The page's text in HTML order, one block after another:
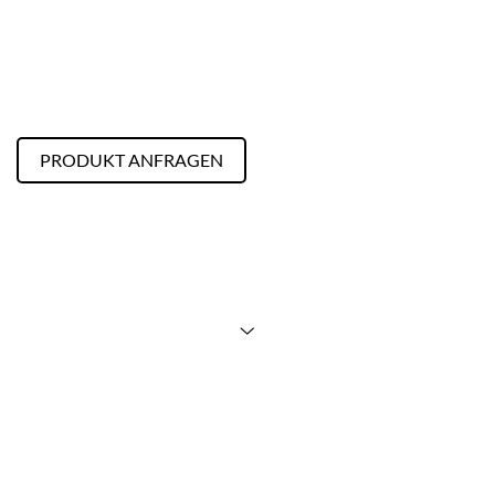
PRODUKT ANFRAGEN